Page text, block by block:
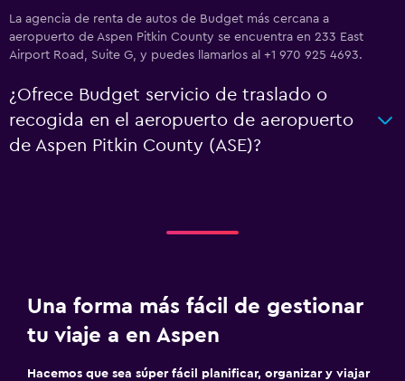
La agencia de renta de autos de Budget más cercana a
aeropuerto de Aspen Pitkin County se encuentra en 233 East
Airport Road, Suite G, y puedes llamarlos al +1 970 925 4693.
¿Ofrece Budget servicio de traslado o
recogida en el aeropuerto de aeropuerto
de Aspen Pitkin County (ASE)?
Una forma más fácil de gestionar
tu viaje a en Aspen
Hacemos que sea súper fácil planificar, organizar y viajar